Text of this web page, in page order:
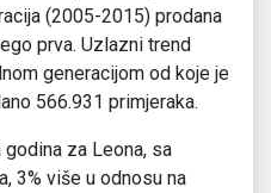
(2005-2015) prodana
prva. Uzlazni trend
generacijom od koje je
566.931 primjeraka.
za Leona, sa
3% više u odnosu na